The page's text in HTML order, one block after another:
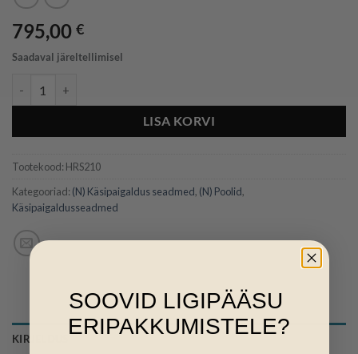
795,00 €
Saadaval järeltellimisel
LISA KORVI
Tootekood: HRS210
Kategooriad: (N) Käsipaigaldus seadmed, (N) Poolid,
Käsipaigaldusseadmed
KIRJELDUS
SOOVID LIGIPÄÄSU
ERIPAKKUMISTELE?